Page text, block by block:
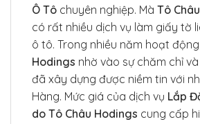
Ô Tô chuyên nghiệp. Mà Tô
có rất nhiều dịch vụ làm giấy tờ
ô tô. Trong nhiều năm hoạt động,
Hodings nhờ vào sự chăm chỉ
đã xây dựng được niềm tin với
Hàng. Mức giá của dịch vụ Lắp
do Tô Châu Hodings cung cấp